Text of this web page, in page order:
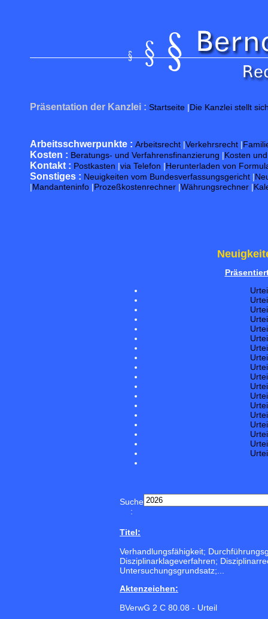
Präsentation der Kanzlei : Startseite |Die Kanzlei stellt
Arbeitsschwerpunkte : Arbeitsrecht |Verkehrsrecht |
Kosten : Beratungs- und Verfahrensfinanzierung |Kosten
Kontakt : Postkasten |via Telefon |Herunterladen von
Sonstiges : Neuigkeiten vom Bundesverfassungsgericht |
|Mandanteninfo |Prozeßkostenrechner |Währungsrechner |
Suche
:
Titel:
Verhandlungsfähigkeit;
Disziplinarklageverfahren;
Untersuchungsgrundsatz;...
Aktenzeichen:
BVerwG 2 C 80.08 - Urteil